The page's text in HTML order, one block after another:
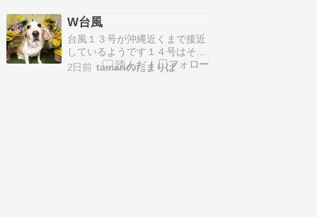
りがとうございます＾＾ 尾張旭
市で、愛犬といつまでもはしゃ
いでいたい飼い主さんに、愛犬
との生活を楽しく健康に長生き
を実現する、 愛犬健康アドバイ
W台風
台風１３号が沖縄近くまで接近
しているようです１４号はそれ
たようですが次に来る大型台風
2日前 tamariのたまりば